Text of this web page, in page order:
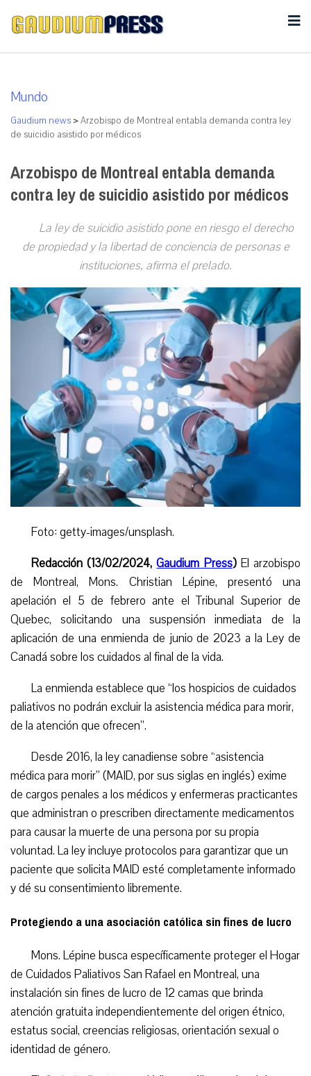
Mundo
Gaudium news >Arzobispo de Montreal entabla demanda contra ley
de suicidio asistido por médicos
Arzobispo de Montreal entabla demanda
contra ley de suicidio asistido por médicos
La ley de suicidio asistido pone en riesgo el derecho
de propiedad y la libertad de conciencia de personas e
instituciones, afirma el prelado.
Foto: getty-images/unsplash.
Redacción (13/02/2024,Gaudium Press) El arzobispo
de Montreal, Mons. Christian Lépine, presentó una
apelación el 5 de febrero ante el Tribunal Superior de
Quebec, solicitando una suspensión inmediata de la
aplicación de una enmienda de junio de 2023 a la Ley de
Canadá sobre los cuidados al final de la vida.
La enmienda establece que “los hospicios de cuidados
paliativos no podrán excluir la asistencia médica para morir,
de la atención que ofrecen”.
Desde 2016, la ley canadiense sobre “asistencia
médica para morir” (MAID, por sus siglas en inglés) exime
de cargos penales a los médicos y enfermeras practicantes
que administran o prescriben directamente medicamentos
para causar la muerte de una persona por su propia
voluntad. La ley incluye protocolos para garantizar que un
paciente que solicita MAID esté completamente informado
y dé su consentimiento libremente.
Protegiendo a una asociación católica sin fines de lucro
Mons. Lépine busca específicamente proteger el Hogar
de Cuidados Paliativos San Rafael en Montreal, una
instalación sin fines de lucro de 12 camas que brinda
atención gratuita independientemente del origen étnico,
estatus social, creencias religiosas, orientación sexual o
identidad de género.